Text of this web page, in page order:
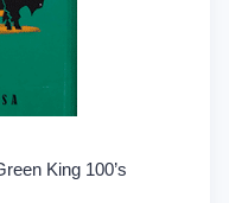
King 100’s